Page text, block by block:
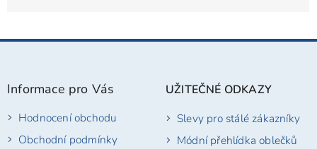
Z
Informace pro Vás
Hodnocení obchodu
Obchodní podmínky
UŽITEČNÉ ODKAZY
Slevy pro stálé zákazníky
Módní přehlídka oblečků